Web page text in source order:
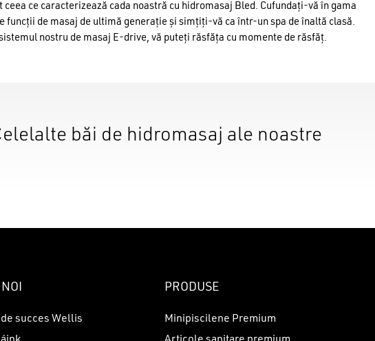
ceea ce caracterizează cada noastră cu hidromasaj Bled. Cufundați-vă în gama
funcții de masaj de ultimă generație și simțiți-vă ca într-un spa de înaltă clasă.
nostru de masaj E-drive, vă puteți răsfăța cu momente de răsfăț.
băi de hidromasaj ale noastre
succes Wellis
PRODUSE
Minipiscilene Premium